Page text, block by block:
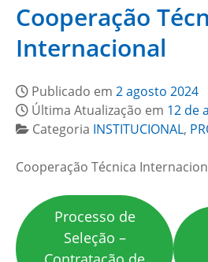
Cooperação
Internacional
Publicado em 2 agosto 2024
Última Atualização em 12 de
Categoria INSTITUCIONAL,
Cooperação Técnica
Processo de
Seleção –